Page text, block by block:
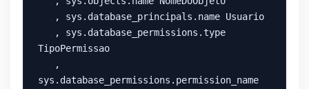
TipoPermissao
sys.database_permissions.permission_name